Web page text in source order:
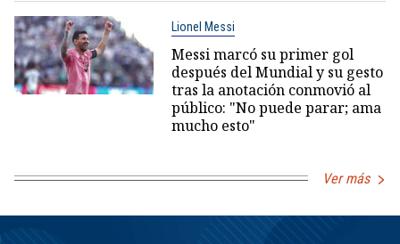
Lionel Messi
Messi marcó su primer gol
después del Mundial y su gesto
tras la anotación conmovió al
público: "No puede parar; ama
mucho esto"
Ver más